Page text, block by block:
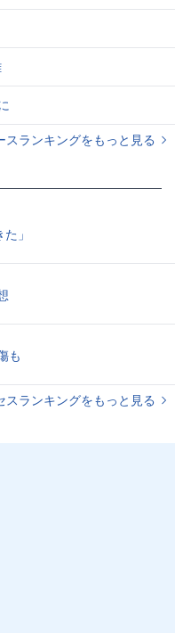
スランキングをもっと見る
」
も
スランキングをもっと見る